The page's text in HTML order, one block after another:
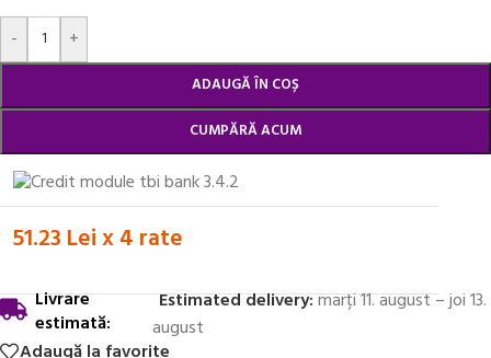
-
+
ADAUGĂ ÎN COȘ
CUMPĂRĂ ACUM
51.23 Lei x 4 rate
Alternative:
Livrare
estimată:
Estimated delivery:marți 11. august – joi 13.
august